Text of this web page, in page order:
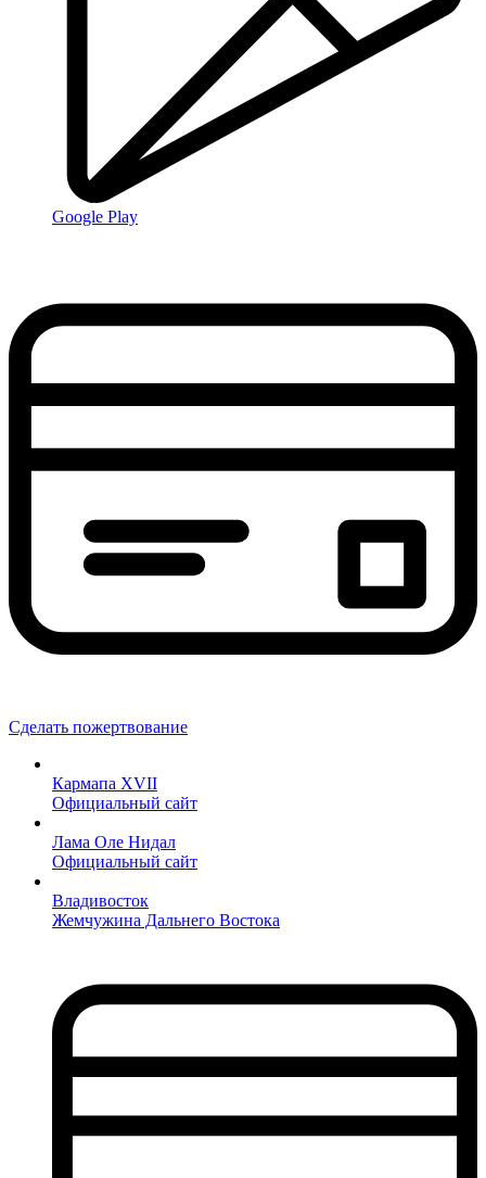
Google Play
Сделать пожертвование
Кармапа XVII
Официальный сайт
Лама Оле Нидал
Официальный сайт
Владивосток
Жемчужина Дальнего Востока